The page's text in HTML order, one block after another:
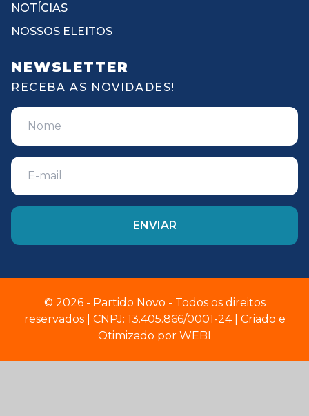
NOTÍCIAS
NOSSOS ELEITOS
NEWSLETTER
RECEBA AS NOVIDADES!
© 2026 - Partido Novo - Todos os direitos
reservados | CNPJ: 13.405.866/0001-24 | Criado e
Otimizado por WEBI